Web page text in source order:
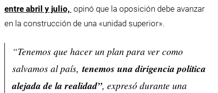
entre abril y julio, opinó que la oposición debe avanzar
en la construcción de una «unidad superior».
“Tenemos que hacer un plan para ver como
salvamos al país,tenemos una dirigencia política
alejada de la realidad”, expresó durante una